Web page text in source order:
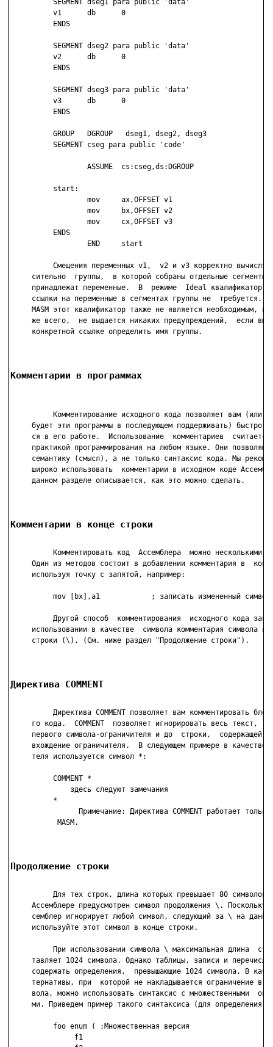
          SEGMENT dseg1 para public 'data'
          v1      db      0
          ENDS
          SEGMENT dseg2 para public 'data'
          v2      db      0
          ENDS
          SEGMENT dseg3 para public 'data'
          v3      db      0
          ENDS
          GROUP   DGROUP   dseg1, dseg2, dseg3
          SEGMENT cseg para public 'code'
                  ASSUME  cs:cseg,ds:DGROUP
          start:
                  mov     ax,OFFSET v1
                  mov     bx,OFFSET v2
                  mov     cx,OFFSET v3
          ENDS
                  END     start
Смещения переменных v1,  v2 и v3 корректно
сительно  группы,  в которой собраны отдельные сегменты,
принадлежат переменные.  В  режиме  Ideal квалификатор
ссылки на переменные в сегментах группы не  требуется.
MASM этот квалификатор также не является необходимым,
же всего,  не выдается никаких предупреждений,  если вы
     конкретной ссылке определить имя группы.
Комментарии в программах
Комментирование исходного кода позволяет вам (или
будет эти программы в последующем поддерживать) быстро
ся в его работе.  Использование  комментариев  считается
практикой программирования на любом языке. Они позволяют
семантику (смысл), а не только синтаксис кода. Мы
широко использовать  комментарии в исходном коде
     данном разделе описывается, как это можно сделать.
Комментарии в конце строки
Комментировать код  Ассемблера  можно несколькими
Один из методов состоит в добавлении комментария в
     используя точку с запятой, например:
          mov [bx],a1            ; записать измененный символ
Другой способ  комментирования  исходного кода
использовании в качестве  символа комментария символа
     строки (\). (См. ниже раздел "Продолжение строки").
Директива COMMENT
Директива COMMENT позволяет вам комментировать блок
го кода.  COMMENT  позволяет игнорировать весь текст,
первого символа-ограничителя и до  строки,  содержащей
вхождение ограничителя.  В следующем примере в качестве
     теля используется символ *:
          COMMENT *
              здесь следуют замечания
          *
Примечание: Директива COMMENT работает только
           MASM.
Продолжение строки
Для тех строк, длина которых превышает 80 символов,
Ассемблере предусмотрен символ продолжения \. Поскольку
семблер игнорирует любой символ, следующий за \ на
     используйте этот символ в конце строки.
При использовании символа \ максимальная длина
тавляет 1024 символа. Однако таблицы, записи и
содержать определения,  превышающие 1024 символа. В
тернативы, при  которой не накладывается ограничение в
вола, можно использовать синтаксис с множественными
ми. Приведем пример такого синтаксиса (для определения
          foo enum ( ;Множественная версия
               f1